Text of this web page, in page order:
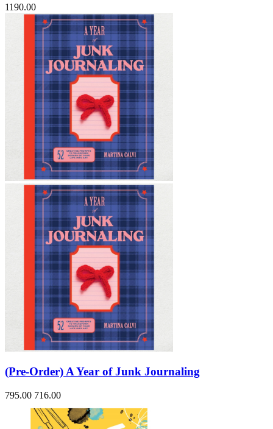
1190.00
(Pre-Order) A Year of Junk Journaling
795.00 716.00